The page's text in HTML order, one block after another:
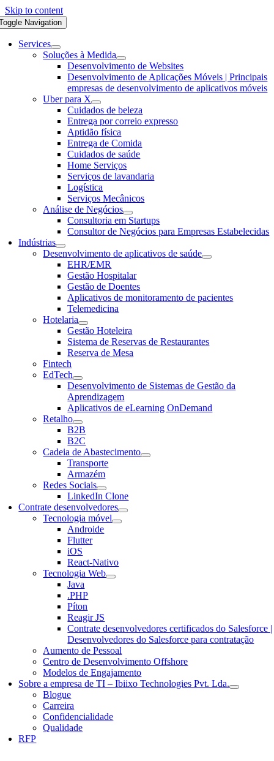
Skip to content
Navigation
Services
Soluções à Medida
Desenvolvimento de Websites
Desenvolvimento de Aplicações Móveis | Principais
empresas de desenvolvimento de aplicativos móveis
Uber para X
Cuidados de beleza
Entrega por correio expresso
Aptidão física
Entrega de Comida
Cuidados de saúde
Home Serviços
Serviços de lavandaria
Logística
Serviços Mecânicos
Análise de Negócios
Consultoria em Startups
Consultor de Negócios para Empresas Estabelecidas
Indústrias
Desenvolvimento de aplicativos de saúde
EHR/EMR
Gestão Hospitalar
Gestão de Doentes
Aplicativos de monitoramento de pacientes
Telemedicina
Hotelaria
Gestão Hoteleira
Sistema de Reservas de Restaurantes
Reserva de Mesa
Fintech
EdTech
Desenvolvimento de Sistemas de Gestão da
Aprendizagem
Aplicativos de eLearning OnDemand
Retalho
B2B
B2C
Cadeia de Abastecimento
Transporte
Armazém
Redes Sociais
LinkedIn Clone
Contrate desenvolvedores
Tecnologia móvel
Androide
Flutter
iOS
React-Nativo
Tecnologia Web
Java
.PHP
Píton
Reagir JS
Contrate desenvolvedores certificados do Salesforce |
Desenvolvedores do Salesforce para contratação
Aumento de Pessoal
Centro de Desenvolvimento Offshore
Modelos de Engajamento
Sobre a empresa de TI – Ibiixo Technologies Pvt. Lda.
Blogue
Carreira
Confidencialidade
Qualidade
RFP